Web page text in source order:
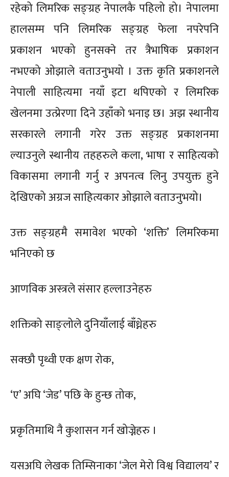
रहेको लिमरिक सङ्ग्रह नेपालकै पहिलो हो। नेपालमा
हालसम्म पनि लिमरिक सङ्ग्रह फेला नपरेपनि
प्रकाशन भएको हुनसक्ने तर त्रैभाषिक प्रकाशन
नभएको ओझाले वताउनुभयो । उक्त कृति प्रकाशनले
नेपाली साहित्यमा नयाँ इटा थपिएको र लिमरिक
खेलनमा उत्प्रेरणा दिने उहाँको भनाइ छ। अझ स्थानीय
सरकारले लगानी गरेर उक्त सङ्ग्रह प्रकाशनमा
ल्याउनुले स्थानीय तहहरुले कला, भाषा र साहित्यको
विकासमा लगानी गर्नु र अपनत्व लिनु उपयुक्त हुने
देखिएको अग्रज साहित्यकार ओझाले वताउनुभयो।
उक्त सङ्ग्रहमै समावेश भएको ‘शक्ति’ लिमरिकमा
भनिएको छ
आणविक अस्त्रले संसार हल्लाउनेहरु
शक्तिको साङ्लोले दुनियाँलाई बाँध्नेहरु
सक्छौ पृथ्वी एक क्षण रोक,
‘ए’ अघि ‘जेड’ पछि के हुन्छ तोक,
प्रकृतिमाथि नै कुशासन गर्न खोज्नेहरु ।
यसअघि लेखक तिम्सिनाका ‘जेल मेरो विश्व विद्यालय’ र